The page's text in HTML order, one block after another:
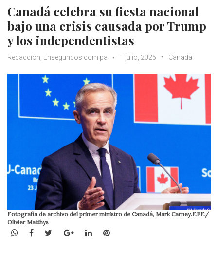
Canadá celebra su fiesta nacional
bajo una crisis causada por Trump
y los independentistas
Redacción, Ensegundos.com.pa 1 julio, 2025 Canadá
Fotografía de archivo del primer ministro de Canadá, Mark Carney.EFE/
Olivier Matthys
WhatsApp
Facebook
TwitterGoogle+LinkedInPinterest